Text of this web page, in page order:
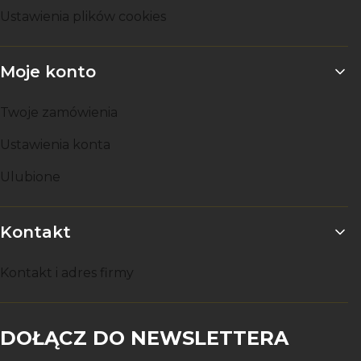
Ustawienia plików cookies
Moje konto
Twoje zamówienia
Ustawienia konta
Ulubione
Kontakt
Kontakt i adres firmy
DOŁĄCZ DO NEWSLETTERA